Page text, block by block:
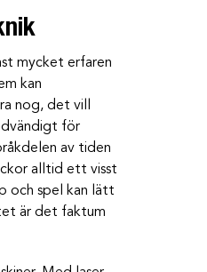
mycket erfaren
kan
nog, det vill
för
av tiden
alltid ett visst
och spel kan lätt
är det faktum